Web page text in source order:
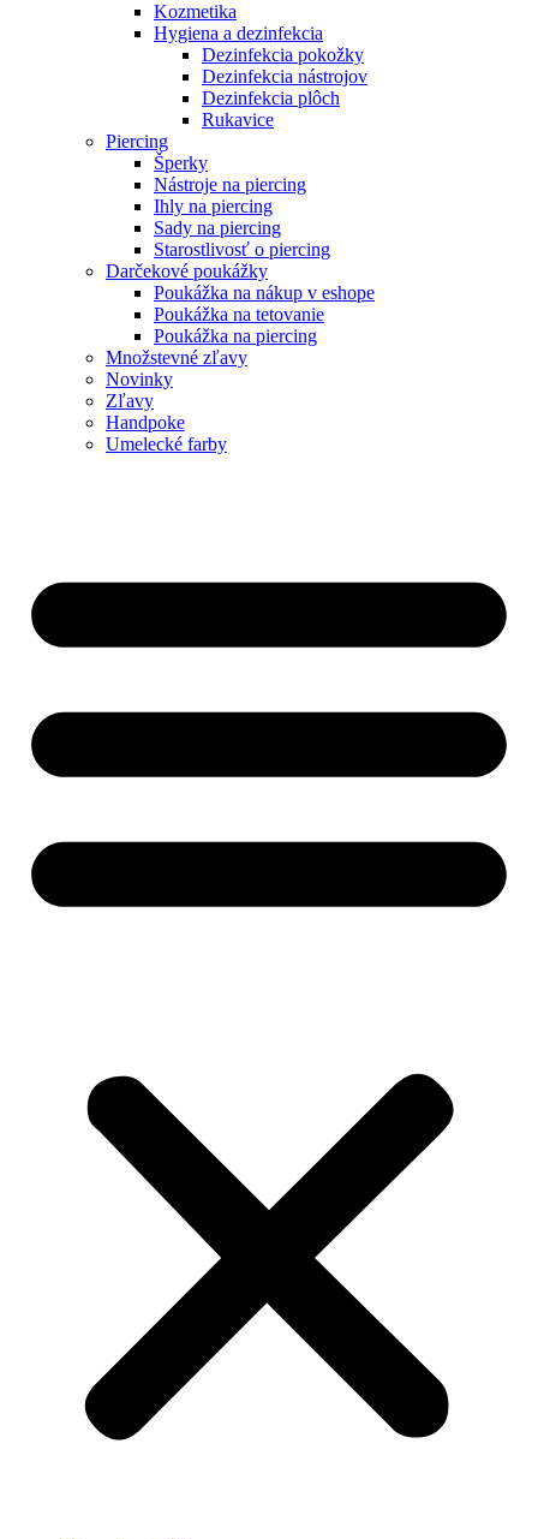
Kozmetika
Hygiena a dezinfekcia
Dezinfekcia pokožky
Dezinfekcia nástrojov
Dezinfekcia plôch
Rukavice
Piercing
Šperky
Nástroje na piercing
Ihly na piercing
Sady na piercing
Starostlivosť o piercing
Darčekové poukážky
Poukážka na nákup v eshope
Poukážka na tetovanie
Poukážka na piercing
Množstevné zľavy
Novinky
Zľavy
Handpoke
Umelecké farby